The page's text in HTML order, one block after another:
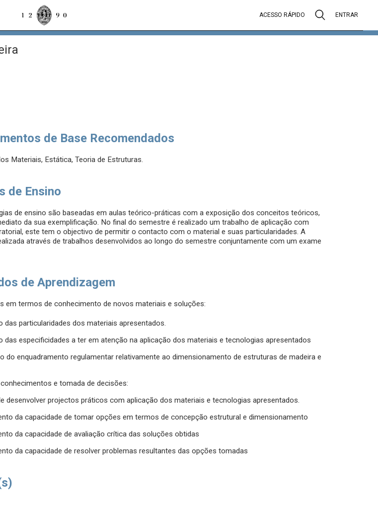
ACESSO RÁPIDO ENTRAR
de Base Recomendados
Materiais, Estática, Teoria de Estruturas.
de Ensino
de ensino são baseadas em aulas teórico-práticas com a exposição dos conceitos teóricos,
da sua exemplificação. No final do semestre é realizado um trabalho de aplicação com
este tem o objectivo de permitir o contacto com o material e suas particularidades. A
através de trabalhos desenvolvidos ao longo do semestre conjuntamente com um exame
de Aprendizagem
em termos de conhecimento de novos materiais e soluções:
das particularidades dos materiais apresentados.
das especificidades a ter em atenção na aplicação dos materiais e tecnologias apresentados
do enquadramento regulamentar relativamente ao dimensionamento de estruturas de madeira e
e tomada de decisões:
desenvolver projectos práticos com aplicação dos materiais e tecnologias apresentados.
da capacidade de tomar opções em termos de concepção estrutural e dimensionamento
da capacidade de avaliação crítica das soluções obtidas
da capacidade de resolver problemas resultantes das opções tomadas